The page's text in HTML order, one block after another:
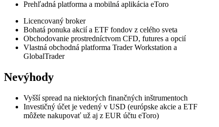
Prehľadná platforma a mobilná aplikácia eToro
Licencovaný broker
Bohatá ponuka akcií a ETF fondov z celého sveta
Obchodovanie prostredníctvom CFD, futures a opcií
Vlastná obchodná platforma Trader Workstation a
GlobalTrader
Nevýhody
Vyšší spread na niektorých finančných inštrumentoch
Investičný účet je vedený v USD (európske akcie a ETF
môžete nakupovať už aj z EUR účtu eToro)